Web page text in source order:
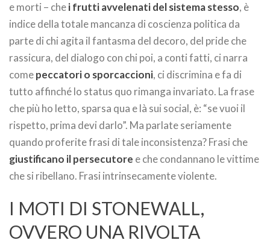
e morti – chei frutti avvelenati del sistema stesso, è
indice della totale mancanza di coscienza politica da
parte di chi agita il fantasma del decoro, del pride che
rassicura, del dialogo con chi poi, a conti fatti, ci narra
comepeccatori o sporcaccioni, ci discrimina e fa di
tutto affinché lo status quo rimanga invariato. La frase
che più ho letto, sparsa qua e là sui social, è: “se vuoi il
rispetto, prima devi darlo”. Ma parlate seriamente
quando proferite frasi di tale inconsistenza? Frasi che
giustificano il persecutore e che condannano le vittime
che si ribellano. Frasi intrinsecamente violente.
I MOTI DI STONEWALL,
OVVERO UNA RIVOLTA